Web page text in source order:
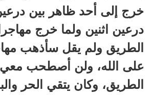
خرج إلى أحد ظاهر بين
درعين اثنين ولما خرج
الطريق ولم يقل سأذهب
على الله، ولن أصطحب
الطريق، وكان يتقي الحر